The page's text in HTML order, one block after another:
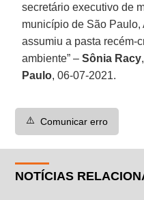
secretário executivo de
município de São
assumiu a pasta
ambiente” –Sônia Racy
Paulo, 06-07-2021.
⚠️ Comunicar erro
NOTÍCIAS